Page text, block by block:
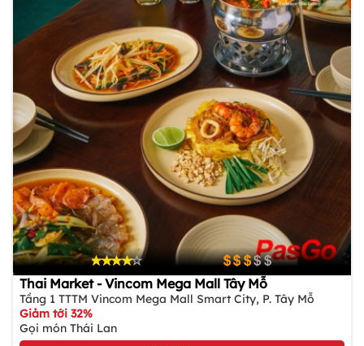
Thai Market - Vincom Mega Mall Tây Mỗ
Tầng 1 TTTM Vincom Mega Mall Smart City, P. Tây Mỗ
Giảm tới 32%
Gọi món Thái Lan